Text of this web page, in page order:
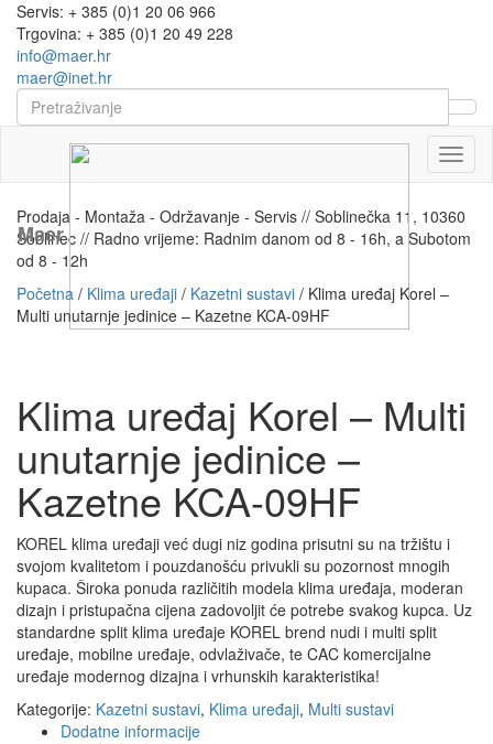
Servis: + 385 (0)1 20 06 966
Trgovina: + 385 (0)1 20 49 228
info@maer.hr
maer@inet.hr
Maer
Prodaja - Montaža - Održavanje - Servis // Soblinečka 11, 10360
Soblinec // Radno vrijeme: Radnim danom od 8 - 16h, a Subotom
od 8 - 12h
Početna / Klima uređaji / Kazetni sustavi / Klima uređaj Korel –
Multi unutarnje jedinice – Kazetne KCA-09HF
Klima uređaj Korel – Multi
unutarnje jedinice –
Kazetne KCA-09HF
KOREL klima uređaji već dugi niz godina prisutni su na tržištu i
svojom kvalitetom i pouzdanošću privukli su pozornost mnogih
kupaca. Široka ponuda različitih modela klima uređaja, moderan
dizajn i pristupačna cijena zadovoljit će potrebe svakog kupca. Uz
standardne split klima uređaje KOREL brend nudi i multi split
uređaje, mobilne uređaje, odvlaživače, te CAC komercijalne
uređaje modernog dizajna i vrhunskih karakteristika!
Kategorije: Kazetni sustavi, Klima uređaji, Multi sustavi
Dodatne informacije